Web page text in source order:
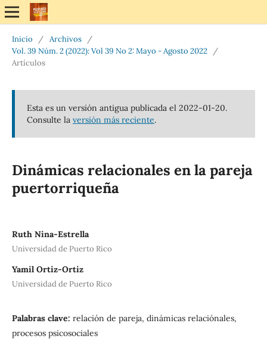
Inicio / Archivos
/
Vol. 39 Núm. 2 (2022): Vol 39 No 2: Mayo - Agosto 2022
/
Artículos
Esta es un versión antigua publicada el 2022-01-20.
Consulte la versión más reciente.
Dinámicas relacionales en la pareja
puertorriqueña
Ruth Nina-Estrella
Universidad de Puerto Rico
Yamil Ortiz-Ortiz
Universidad de Puerto Rico
Palabras clave: relación de pareja, dinámicas relaciónales,
procesos psicosociales